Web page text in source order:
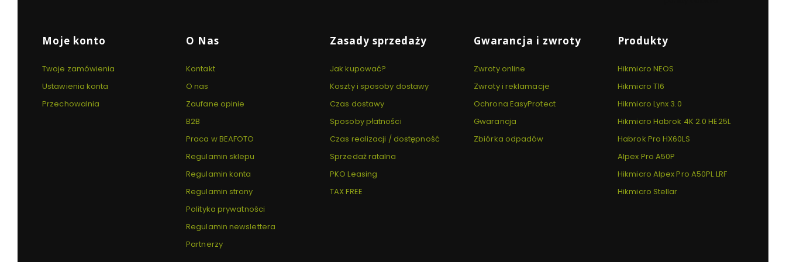
Linki w stopce
Moje konto
Twoje zamówienia
Ustawienia konta
Przechowalnia
O Nas
Kontakt
O nas
Zaufane opinie
B2B
Praca w BEAFOTO
Regulamin sklepu
Regulamin konta
Regulamin strony
Polityka prywatności
Regulamin newslettera
Partnerzy
Zasady sprzedaży
Jak kupować?
Koszty i sposoby dostawy
Czas dostawy
Sposoby płatności
Czas realizacji / dostępność
Sprzedaż ratalna
PKO Leasing
TAX FREE
Gwarancja i zwroty
Zwroty online
Zwroty i reklamacje
Ochrona EasyProtect
Gwarancja
Zbiórka odpadów
Produkty
Hikmicro NEOS
Hikmicro T16
Hikmicro Lynx 3.0
Hikmicro Habrok 4K 2.0 HE25L
Habrok Pro HX60LS
Alpex Pro A50P
Hikmicro Alpex Pro A50PL LRF
Hikmicro Stellar